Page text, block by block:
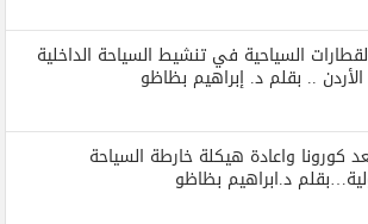
السياحية في تنشيط السياحة الداخلية
.. بقلم د. إبراهيم بظاظو
كورونا واعادة هيكلة خارطة السياحة
د.ابراهيم بظاظو